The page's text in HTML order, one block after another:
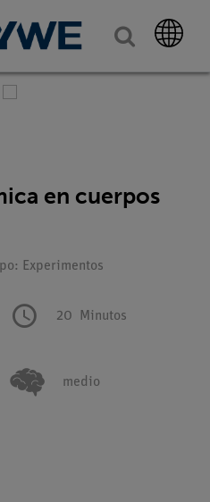
en cuerpos
Experimentos
20 Minutos
medio